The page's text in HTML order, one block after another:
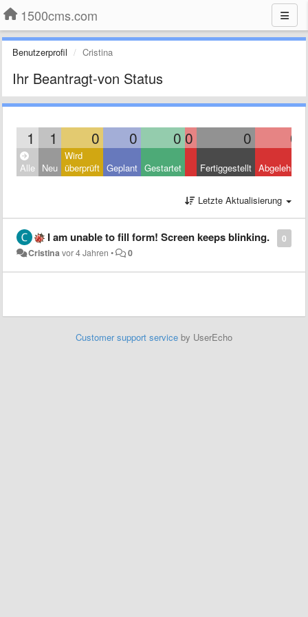
1500cms.com
Benutzerprofil Cristina
Ihr Beantragt-von Status
1 1 0 0 0 0 0 0
Alle Neu
Wird
überprüft Geplant Gestartet Fertiggestellt Abgelehnt
Letzte Aktualisierung
0
I am unable to fill form! Screen keeps blinking.
Cristinavor 4 Jahren • 0
Customer support service by UserEcho